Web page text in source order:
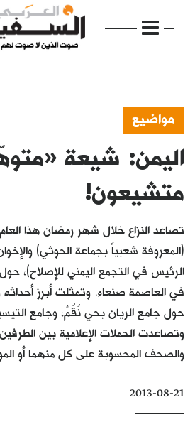
الرئيسية
مواضيع
فكرة
دفاتر
بالصورة
كتّابنا
مواضيع
اليمن: شيعة
متشيعون!
تصاعد النزاع خلال شهر رمضان هذا
(المعروفة شعبياً بجماعة الحوثي)
الرئيس في التجمع اليمني للإصلاح)،
في العاصمة صنعاء. وتمثلت أبرز أحداثه
حول جامع الريان بحي نُقُمْ، وجامع
وتصاعدت الحملات الإعلامية بين
والصحف المحسوبة على كل منهما أو
2013-08-21